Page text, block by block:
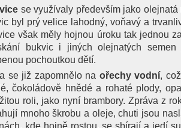
se využívaly především jako
byl prý velice lahodný, voňavý a
však měly hojnou úroku tak jednou
bukvic i jiných olejnatých
pochoutkou dětí.
se již zapomnělo na ořechy vodní,
čokoládově hnědé a rohaté plody,
roli, jako nyní brambory. Zpráva z
mnoho škrobu a oleje, chuti jsou
kde hojně rostou, se sbírají a jedí